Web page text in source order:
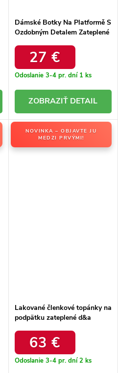
Dámské Botky Na Platformě S
Ozdobným Detalem Zateplené
27 €
Odoslanie 3-4 pr. dní 1 ks
DETAIL
NOVINKA – OBJAVTE JU
MEDZI PRVÝMI!
Lakované členkové topánky na
podpätku zateplené d&a
136 BEIGE63 €
Odoslanie 3-4 pr. dní2 ks